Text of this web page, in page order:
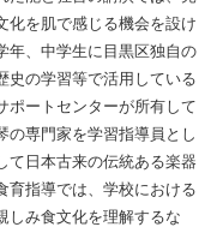
化を肌で感じる機会を設け
年、中学生に目黒区独自の
史の学習等で活用している
ポートセンターが所有して
の専門家を学習指導員とし
て日本古来の伝統ある楽器
育指導では、学校における
しみ食文化を理解するな